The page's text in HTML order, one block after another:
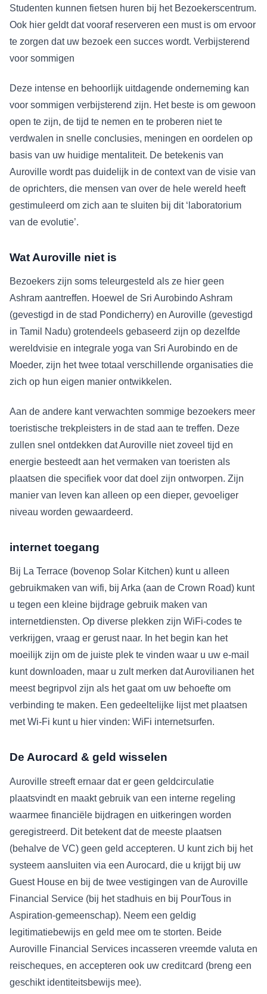
Studenten kunnen fietsen huren bij het Bezoekerscentrum.
Ook hier geldt dat vooraf reserveren een must is om ervoor
te zorgen dat uw bezoek een succes wordt. Verbijsterend
voor sommigen
Deze intense en behoorlijk uitdagende onderneming kan
voor sommigen verbijsterend zijn. Het beste is om gewoon
open te zijn, de tijd te nemen en te proberen niet te
verdwalen in snelle conclusies, meningen en oordelen op
basis van uw huidige mentaliteit. De betekenis van
Auroville wordt pas duidelijk in de context van de visie van
de oprichters, die mensen van over de hele wereld heeft
gestimuleerd om zich aan te sluiten bij dit ‘laboratorium
van de evolutie’.
Wat Auroville niet is
Bezoekers zijn soms teleurgesteld als ze hier geen
Ashram aantreffen. Hoewel de Sri Aurobindo Ashram
(gevestigd in de stad Pondicherry) en Auroville (gevestigd
in Tamil Nadu) grotendeels gebaseerd zijn op dezelfde
wereldvisie en integrale yoga van Sri Aurobindo en de
Moeder, zijn het twee totaal verschillende organisaties die
zich op hun eigen manier ontwikkelen.
Aan de andere kant verwachten sommige bezoekers meer
toeristische trekpleisters in de stad aan te treffen. Deze
zullen snel ontdekken dat Auroville niet zoveel tijd en
energie besteedt aan het vermaken van toeristen als
plaatsen die specifiek voor dat doel zijn ontworpen. Zijn
manier van leven kan alleen op een dieper, gevoeliger
niveau worden gewaardeerd.
internet toegang
Bij La Terrace (bovenop Solar Kitchen) kunt u alleen
gebruikmaken van wifi, bij Arka (aan de Crown Road) kunt
u tegen een kleine bijdrage gebruik maken van
internetdiensten. Op diverse plekken zijn WiFi-codes te
verkrijgen, vraag er gerust naar. In het begin kan het
moeilijk zijn om de juiste plek te vinden waar u uw e-mail
kunt downloaden, maar u zult merken dat Aurovilianen het
meest begripvol zijn als het gaat om uw behoefte om
verbinding te maken. Een gedeeltelijke lijst met plaatsen
met Wi-Fi kunt u hier vinden: WiFi internetsurfen.
De Aurocard & geld wisselen
Auroville streeft ernaar dat er geen geldcirculatie
plaatsvindt en maakt gebruik van een interne regeling
waarmee financiële bijdragen en uitkeringen worden
geregistreerd. Dit betekent dat de meeste plaatsen
(behalve de VC) geen geld accepteren. U kunt zich bij het
systeem aansluiten via een Aurocard, die u krijgt bij uw
Guest House en bij de twee vestigingen van de Auroville
Financial Service (bij het stadhuis en bij PourTous in
Aspiration-gemeenschap). Neem een geldig
legitimatiebewijs en geld mee om te storten. Beide
Auroville Financial Services incasseren vreemde valuta en
reischeques, en accepteren ook uw creditcard (breng een
geschikt identiteitsbewijs mee).